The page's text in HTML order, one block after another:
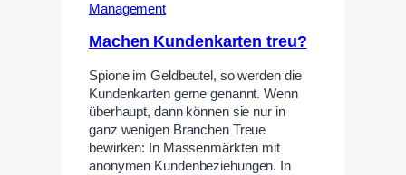
Management
Machen Kundenkarten treu?
Spione im Geldbeutel, so werden die
Kundenkarten gerne genannt. Wenn
überhaupt, dann können sie nur in
ganz wenigen Branchen Treue
bewirken: In Massenmärkten mit
anonymen Kundenbeziehungen. In